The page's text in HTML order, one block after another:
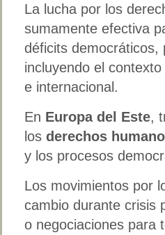
La lucha por los
sumamente efectiva
déficits democráticos,
incluyendo el
e internacional.
En Europa del Este,
los derechos
y los procesos
Los movimientos por
cambio durante crisis
o negociaciones para